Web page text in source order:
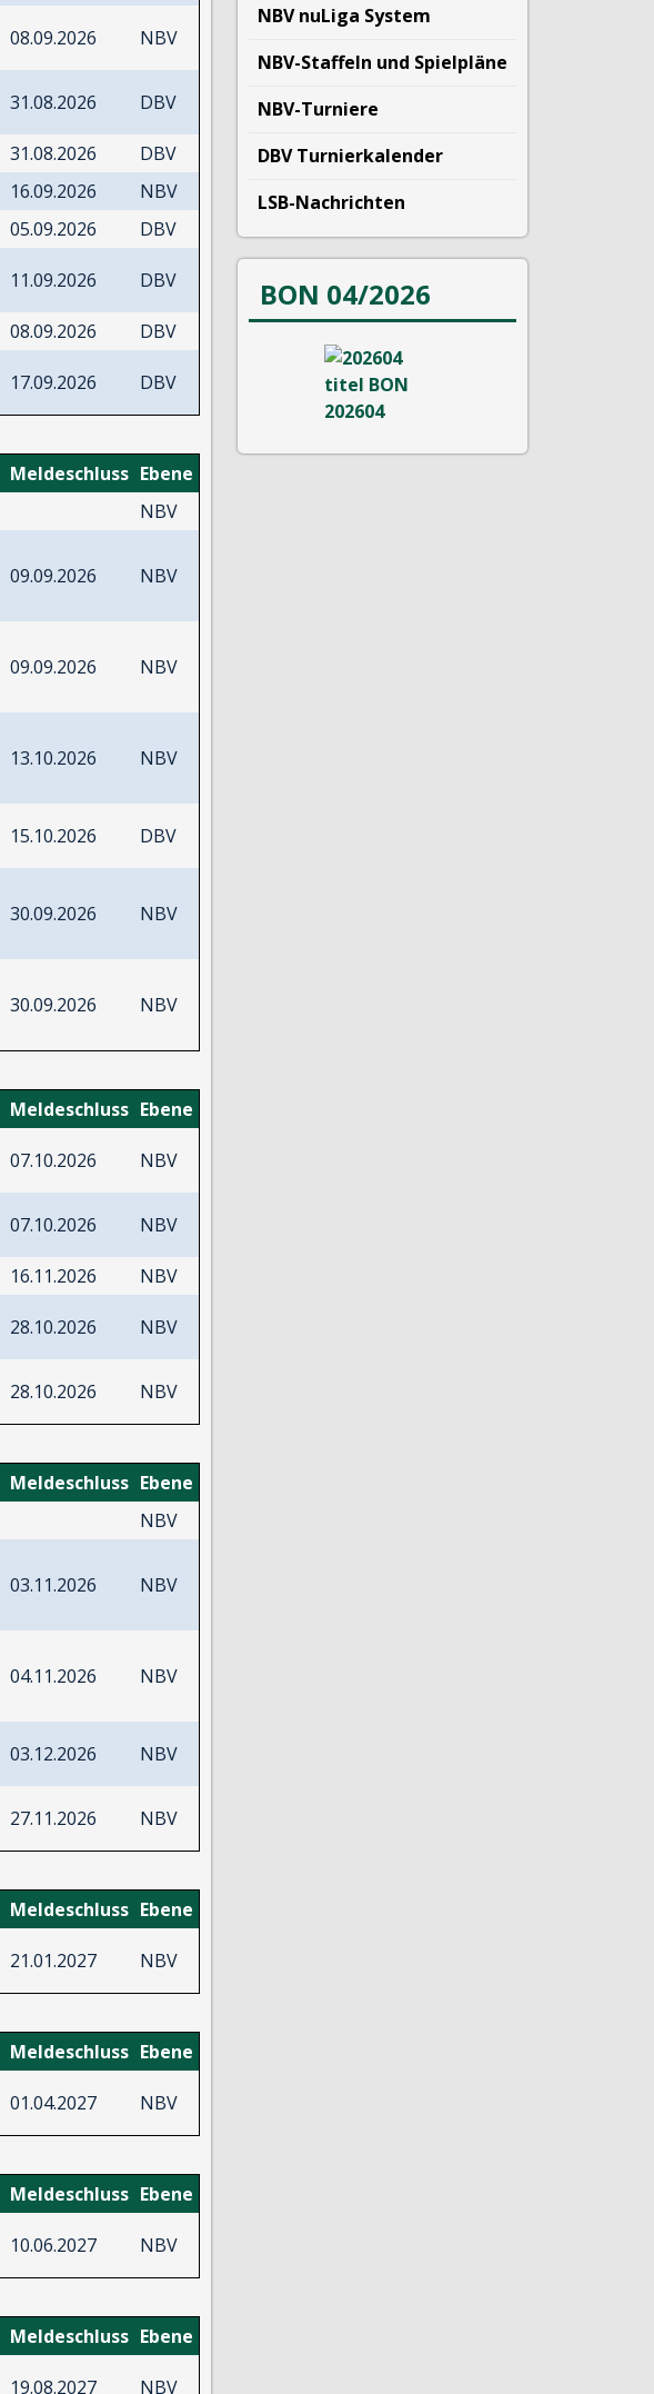
08.09.2026 NBV
31.08.2026 DBV
31.08.2026
DBV
16.09.2026
NBV
05.09.2026 DBV
11.09.2026 DBV
08.09.2026 DBV
17.09.2026 DBV
Meldeschluss Ebene
NBV
09.09.2026 NBV
09.09.2026 NBV
13.10.2026 NBV
15.10.2026 DBV
30.09.2026 NBV
30.09.2026 NBV
Meldeschluss Ebene
07.10.2026 NBV
07.10.2026 NBV
16.11.2026 NBV
28.10.2026 NBV
28.10.2026 NBV
Meldeschluss Ebene
NBV
03.11.2026 NBV
04.11.2026 NBV
03.12.2026 NBV
27.11.2026 NBV
Meldeschluss Ebene
21.01.2027 NBV
Meldeschluss Ebene
01.04.2027 NBV
Meldeschluss Ebene
10.06.2027 NBV
Meldeschluss Ebene
19.08.2027 NBV
NBV nuLiga System
NBV-Staffeln und Spielpläne
NBV-Turniere
DBV Turnierkalender
LSB-Nachrichten
BON 04/2026